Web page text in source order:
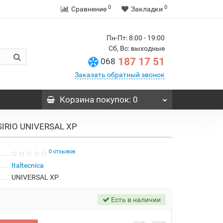
Сравнение 0 Закладки 0
Пн-Пт: 8:00 - 19:00
Сб, Вс: выходные
068 187 17 51
Заказать обратный звонок
Корзинапокупок: 0
UNIVERSAL XP
0 отзывов
Italtecnica
UNIVERSAL XP
Есть в наличии